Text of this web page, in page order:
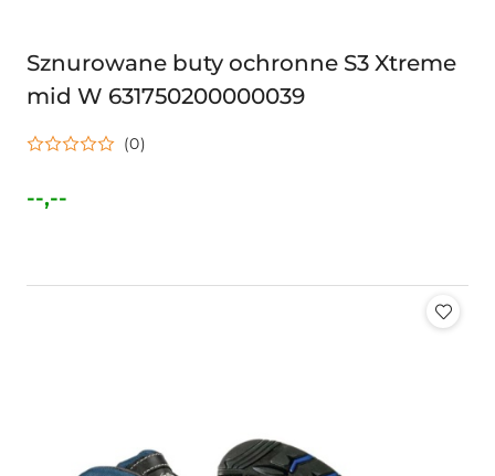
Sznurowane buty ochronne S3 Xtreme
mid W 631750200000039
(0)
Cena:
--,--